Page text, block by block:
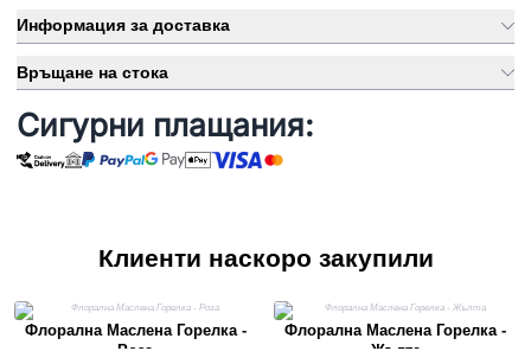
Информация за доставка
Връщане на стока
Сигурни плащания:
Клиенти наскоро закупили
Флорална Маслена Горелка -
Роза
Флорална Маслена Горелка -
Жълта